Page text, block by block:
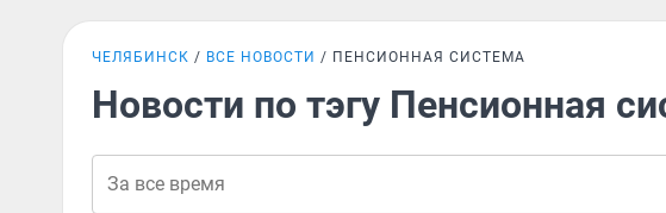
ЧЕЛЯБИНСК ВСЕ НОВОСТИ ПЕНСИОННАЯ СИСТЕМА
Новости по тэгу Пенсионная